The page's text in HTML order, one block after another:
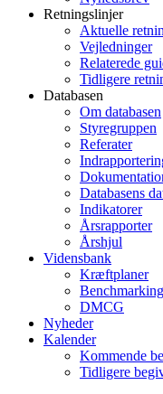
Retningslinjer
Aktuelle
Vejledninger
Relaterede
Tidligere
Databasen
Om databasen
Styregruppen
Referater
Databasens
Indikatorer
Årsrapporter
Årshjul
Vidensbank
Kræftplaner
DMCG
Nyheder
Kalender
Kommende
Tidligere